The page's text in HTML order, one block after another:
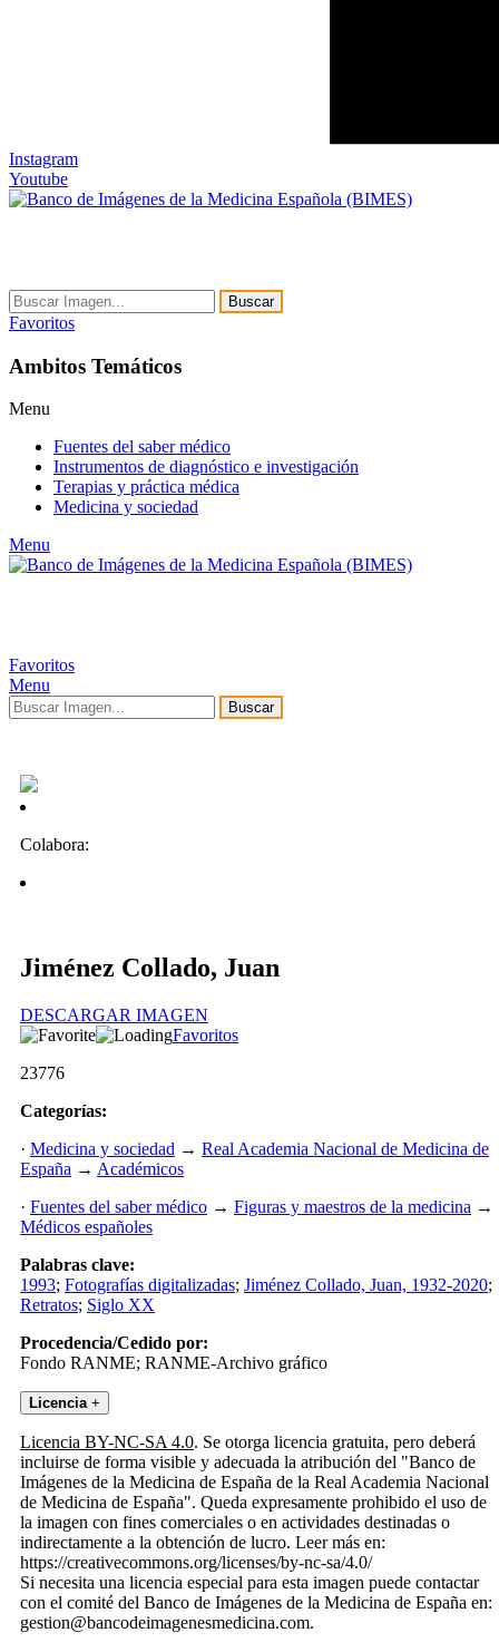
Instagram
Youtube
Buscar
Favoritos
Ambitos Temáticos
Menu
Fuentes del saber médico
Instrumentos de diagnóstico e investigación
Terapias y práctica médica
Medicina y sociedad
Menu
Favoritos
Menu
Buscar
Colabora:
Jiménez Collado, Juan
DESCARGAR IMAGEN
Favoritos
23776
Categorías:
· Medicina y sociedad → Real Academia Nacional de Medicina de
España → Académicos
· Fuentes del saber médico → Figuras y maestros de la medicina →
Médicos españoles
Palabras clave:
1993; Fotografías digitalizadas; Jiménez Collado, Juan, 1932-2020;
Retratos; Siglo XX
Procedencia/Cedido por:
Fondo RANME; RANME-Archivo gráfico
Licencia +
Licencia BY-NC-SA 4.0. Se otorga licencia gratuita, pero deberá
incluirse de forma visible y adecuada la atribución del "Banco de
Imágenes de la Medicina de España de la Real Academia Nacional
de Medicina de España". Queda expresamente prohibido el uso de
la imagen con fines comerciales o en actividades destinadas o
indirectamente a la obtención de lucro. Leer más en:
https://creativecommons.org/licenses/by-nc-sa/4.0/
Si necesita una licencia especial para esta imagen puede contactar
con el comité del Banco de Imágenes de la Medicina de España en:
gestion@bancodeimagenesmedicina.com.